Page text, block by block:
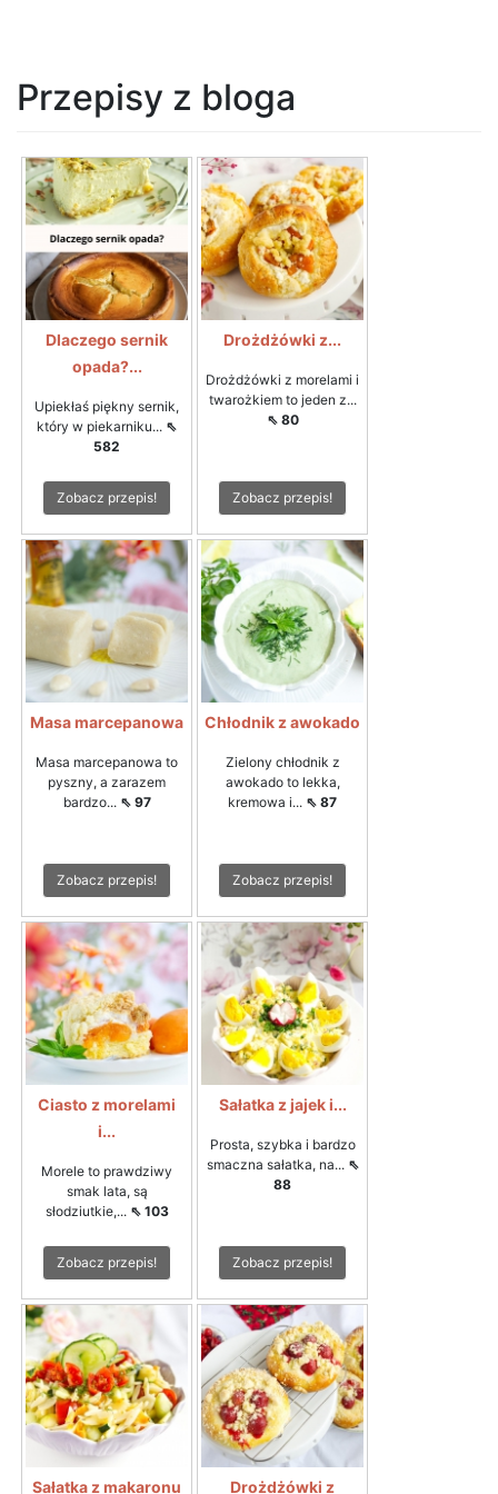
Przepisy z bloga
Dlaczego sernik
opada?...
Upiekłaś piękny sernik,
który w piekarniku... ⇖
582
Zobacz przepis!
Drożdżówki z...
Drożdżówki z morelami i
twarożkiem to jeden z...
⇖ 80
Zobacz przepis!
Masa marcepanowa
Masa marcepanowa to
pyszny, a zarazem
bardzo... ⇖ 97
Zobacz przepis!
Chłodnik z awokado
Zielony chłodnik z
awokado to lekka,
kremowa i... ⇖ 87
Zobacz przepis!
Ciasto z morelami
i...
Morele to prawdziwy
smak lata, są
słodziutkie,... ⇖ 103
Zobacz przepis!
Sałatka z jajek i...
Prosta, szybka i bardzo
smaczna sałatka, na... ⇖
88
Zobacz przepis!
Sałatka z makaronu Drożdżówki z